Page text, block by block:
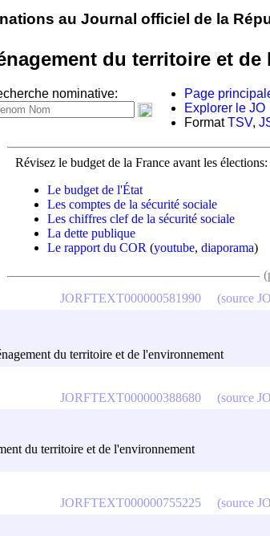
au Journal officiel de la
du territoire et
nominative:
Page
Explorer le JO
FormatTSV,
Révisez le budget de la France avant les élections:
Le budget de l'État
Les comptes de la sécurité sociale
Les chiffres clef de la sécurité sociale
La dette publique
Le rapport du COR (youtube, diaporama)
du territoire et de l'environnement
JORFTEXT000000581990 (source
du territoire et de l'environnement
JORFTEXT000000388680 (source
JORFTEXT000000755225 (source